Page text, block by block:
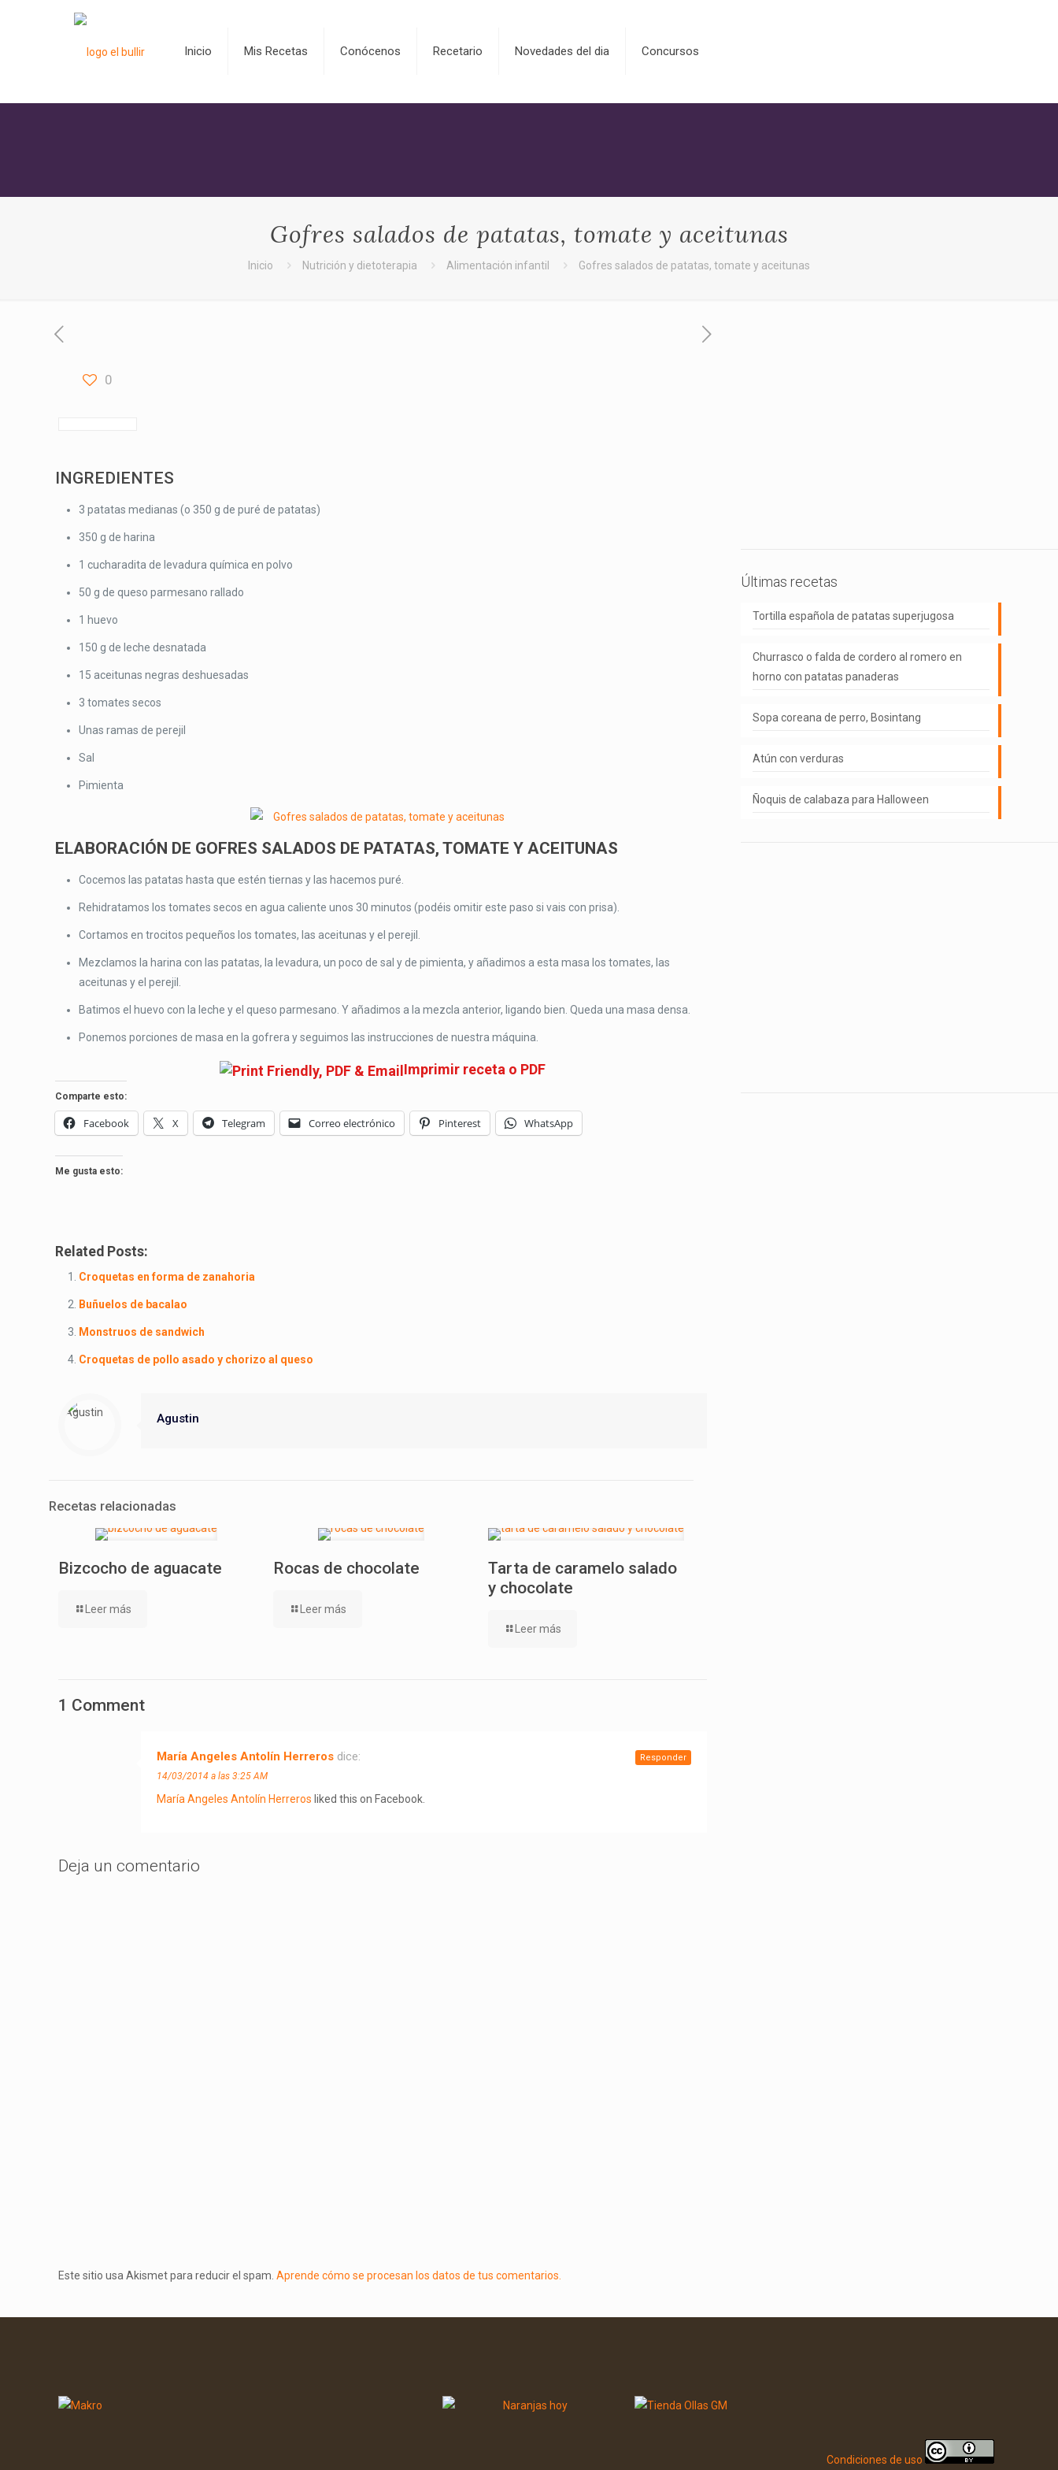
Inicio Mis Recetas Conócenos Recetario Novedades del dia Concursos
Gofres salados de patatas, tomate y aceitunas
Inicio Nutrición y dietoterapia Alimentación infantil Gofres salados de patatas, tomate y aceitunas
0
INGREDIENTES
3 patatas medianas (o 350 g de puré de patatas)
350 g de harina
1 cucharadita de levadura química en polvo
50 g de queso parmesano rallado
1 huevo
150 g de leche desnatada
15 aceitunas negras deshuesadas
3 tomates secos
Unas ramas de perejil
Sal
Pimienta
ELABORACIÓN DE GOFRES SALADOS DE PATATAS, TOMATE Y ACEITUNAS
Cocemos las patatas hasta que estén tiernas y las hacemos puré.
Rehidratamos los tomates secos en agua caliente unos 30 minutos (podéis omitir este paso si vais con prisa).
Cortamos en trocitos pequeños los tomates, las aceitunas y el perejil.
Mezclamos la harina con las patatas, la levadura, un poco de sal y de pimienta, y añadimos a esta masa los tomates, las
aceitunas y el perejil.
Batimos el huevo con la leche y el queso parmesano. Y añadimos a la mezcla anterior, ligando bien. Queda una masa densa.
Ponemos porciones de masa en la gofrera y seguimos las instrucciones de nuestra máquina.
Imprimir receta o PDF
Comparte esto:
Facebook X Telegram Correo electrónico Pinterest WhatsApp
Me gusta esto:
Related Posts:
Croquetas en forma de zanahoria
Buñuelos de bacalao
Monstruos de sandwich
Croquetas de pollo asado y chorizo al queso
Agustin
Recetas relacionadas
Bizcocho de aguacate
Leer más
Rocas de chocolate
Leer más
Tarta de caramelo salado
y chocolate
Leer más
1 Comment
María Angeles Antolín Herreros dice:
14/03/2014 a las 3:25 AM
María Angeles Antolín Herreros liked this on Facebook.
Responder
Deja un comentario
Este sitio usa Akismet para reducir el spam. Aprende cómo se procesan los datos de tus comentarios.
Últimas recetas
Tortilla española de patatas superjugosa
Churrasco o falda de cordero al romero en
horno con patatas panaderas
Sopa coreana de perro, Bosintang
Atún con verduras
Ñoquis de calabaza para Halloween
Condiciones de uso